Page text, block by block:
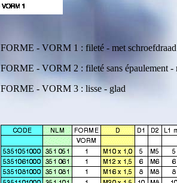
FORME - VORM 1 : fileté - met schroefdraad
FORME - VORM 2 : fileté sans épaulement -
FORME - VORM 3 : lisse - glad